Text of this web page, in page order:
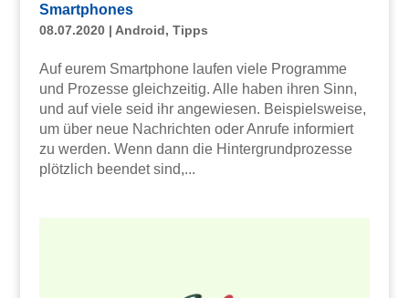
Smartphones
08.07.2020| Android, Tipps
Auf eurem Smartphone laufen viele Programme
und Prozesse gleichzeitig. Alle haben ihren Sinn,
und auf viele seid ihr angewiesen. Beispielsweise,
um über neue Nachrichten oder Anrufe informiert
zu werden. Wenn dann die Hintergrundprozesse
plötzlich beendet sind,...